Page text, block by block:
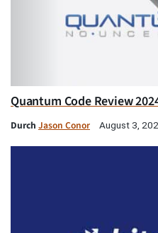
Quantum Code Review
Durch Jason Conor August 3,